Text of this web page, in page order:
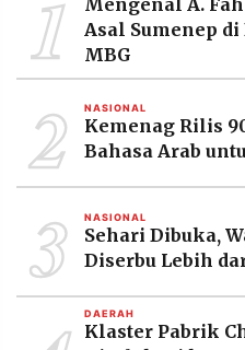
1
Mengenal A.
Asal Sumenep
MBG
2 NASIONAL
Kemenag Rilis
Bahasa Arab
3 NASIONAL
Sehari Dibuka,
Diserbu Lebih
DAERAH
Klaster Pabrik